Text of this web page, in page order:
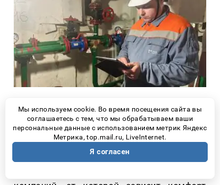
остается все меньше времени. Поэтому во
всех городах Самарской области уже идет
подготовка жилого фонда и коммунальной
Мы используем cookie. Во время посещения сайта вы
соглашаетесь с тем, что мы обрабатываем ваши
персональные данные с использованием метрик Яндекс
Метрика, top.mail.ru, LiveInternet.
Я согласен